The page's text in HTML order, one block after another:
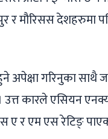
र मौरिसस देशहरुमा
अपेक्षा गरिनुका
कारले एसियन
ए र एम एस रेटिङ्